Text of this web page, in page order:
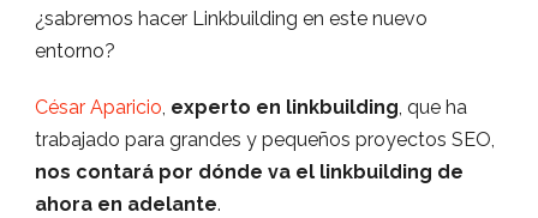
¿sabremos hacer Linkbuilding en este nuevo
entorno?
César Aparicio, experto en linkbuilding, que ha
trabajado para grandes y pequeños proyectos SEO,
nos contará por dónde va el linkbuilding de
ahora en adelante.